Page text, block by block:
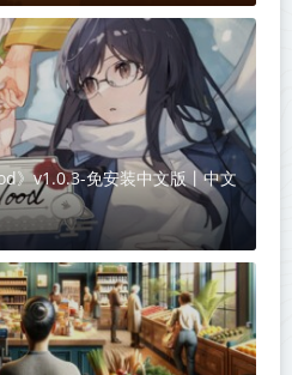
》v1.0.3-免安装中文版丨中文